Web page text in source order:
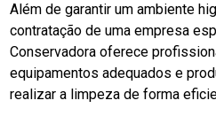
Além de garantir um ambiente
contratação de uma empresa
Conservadora oferece
equipamentos adequados e
realizar a limpeza de forma